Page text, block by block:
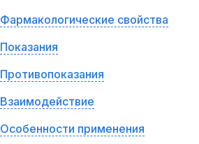
Фармакологические свойства
Показания
Противопоказания
Взаимодействие
Особенности применения